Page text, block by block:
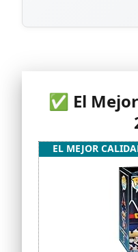
✅ El
EL MEJOR